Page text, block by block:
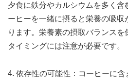
夕食に鉄分やカルシウムを多く含
ーヒーを一緒に摂ると栄養の吸収
ります。栄養素の摂取バランス
タイミングには注意が必要です。
4. 依存性の可能性：コーヒーに含